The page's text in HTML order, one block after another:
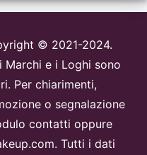
© 2021-2024.
e i Loghi sono
Per chiarimenti,
o segnalazione
contatti oppure
Tutti i dati